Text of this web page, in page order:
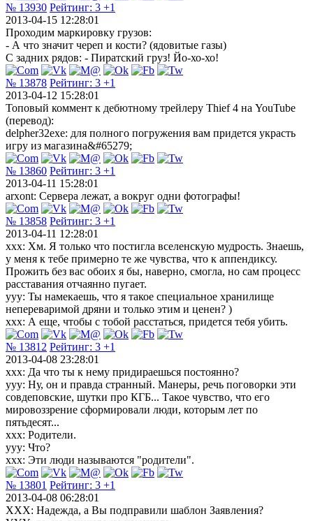
№ 13930 Рейтинг: 3 +1
2013-04-15 12:28:01
Проходим маркировку грузов:
- А что значит череп и кости? (ядовитые газы)
С задних рядов: - Пиратский груз! Йо-хо-хо!
№ 13878 Рейтинг: 3 +1
2013-04-12 15:28:01
Топовый коммент к дебютному трейлеру Thief 4 на YouTube
(перевод):
delpher32exe: для полного погружения вам придется украсть
игру из магазина&#65279;
№ 13860 Рейтинг: 3 +1
2013-04-11 15:28:01
arxont: Сервера лежат, а вокруг одни фотографы!
№ 13858 Рейтинг: 3 +1
2013-04-11 12:28:01
xxx: Хм. Я только что постигла вселенскую мудрость. Знаешь,
у меня к тебе примерно те же чувства, что к аппендиксу.
Прожить без вас обоих я бы, наверно, смогла, но сам процесс
расставания отчаянно пугает.
yyy: Ты намекаешь, что я такое специальное хранилище
непереваримой дряни и только этим и ценен? )
xxx: А еще, чтобы с тобой расстаться, придется тебя убить.
№ 13812 Рейтинг: 3 +1
2013-04-08 23:28:01
ххх: Да что ты к нему придираешься постоянно?
ууу: Ну, он и правда странный. Манеры, речь поговорки эти
совдеповские, шутки про КГБ... Такое чувство, что его
мировоззрение сформировали люди, которым лет по
пятьдесят...
ххх: Родители.
ууу: Что?
ххх: Эти люди называются "родители".
№ 13801 Рейтинг: 3 +1
2013-04-08 06:28:01
ХХХ: Надежда, а Вы подправили шаблон Заявления?